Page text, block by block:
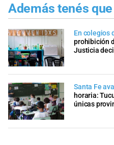
Además tenés
En colegios
prohibición
Justicia
Santa Fe
horaria:
únicas